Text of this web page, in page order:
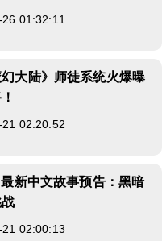
01:32:11
大陆》师徒系统火爆曝
02:20:52
新中文故事预告：黑暗
02:00:13